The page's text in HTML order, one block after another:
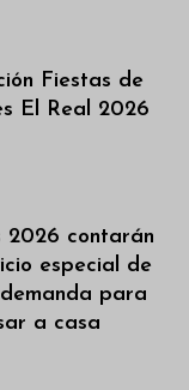
Fiestas de
El Real 2026
2026 contarán
especial de
para
a casa